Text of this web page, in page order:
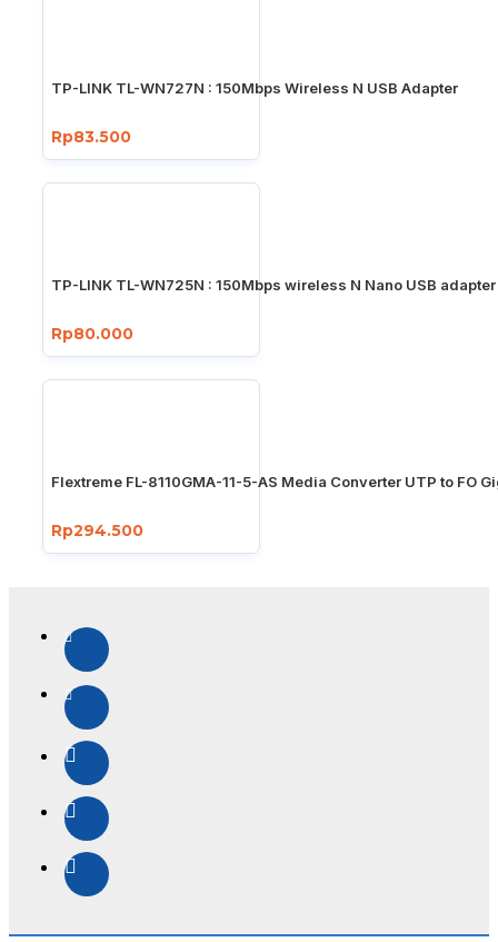
TP-LINK TL-WN727N : 150Mbps Wireless N USB Adapter
Rp83.500
TP-LINK TL-WN725N : 150Mbps wireless N Nano USB adapter
Rp80.000
Flextreme FL-8110GMA-11-5-AS Media Converter UTP to FO
Rp294.500